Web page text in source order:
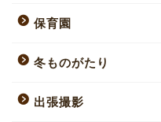
保育園
冬ものがたり
出張撮影